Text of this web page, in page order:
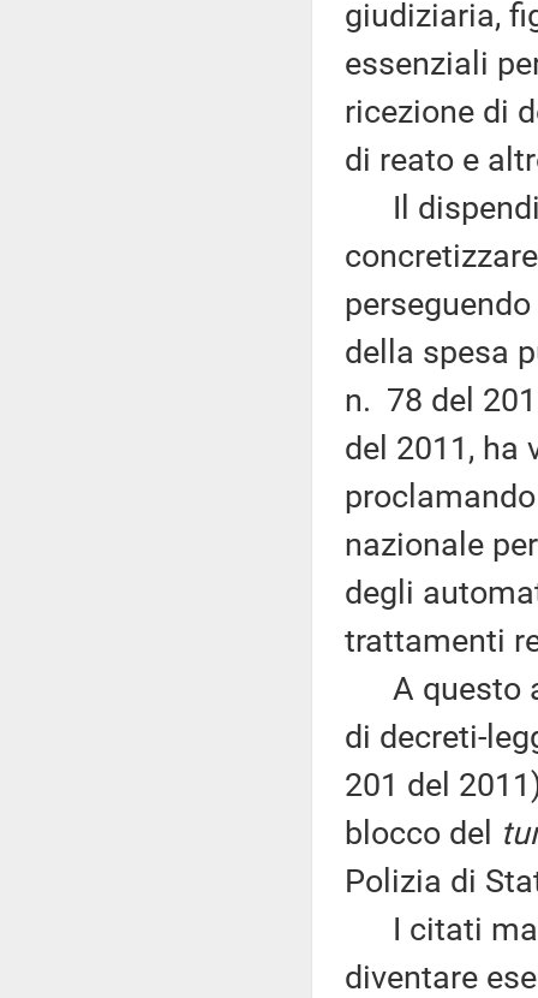
giudiziaria,
essenziali
ricezione di
di reato e
Il
della spesa
n. 78 del
del 2011, ha
nazionale
degli
trattamenti
A questo
di decreti-
201 del
blocco del
Polizia di
I citati
diventare